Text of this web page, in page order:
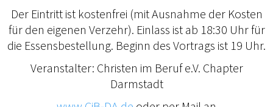
Der Eintritt ist kostenfrei (mit Ausnahme der Kosten
für den eigenen Verzehr). Einlass ist ab 18:30 Uhr für
die Essensbestellung. Beginn des Vortrags ist 19 Uhr.
Veranstalter: Christen im Beruf e.V. Chapter
Darmstadt